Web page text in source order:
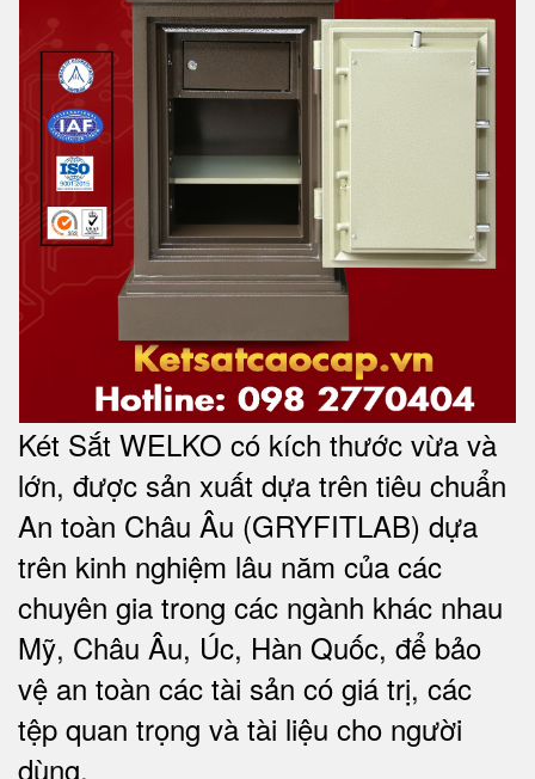
Két Sắt WELKO có kích thước vừa và
lớn, được sản xuất dựa trên tiêu chuẩn
An toàn Châu Âu (GRYFITLAB) dựa
trên kinh nghiệm lâu năm của các
chuyên gia trong các ngành khác nhau
Mỹ, Châu Âu, Úc, Hàn Quốc, để bảo
vệ an toàn các tài sản có giá trị, các
tệp quan trọng và tài liệu cho người
dùng.